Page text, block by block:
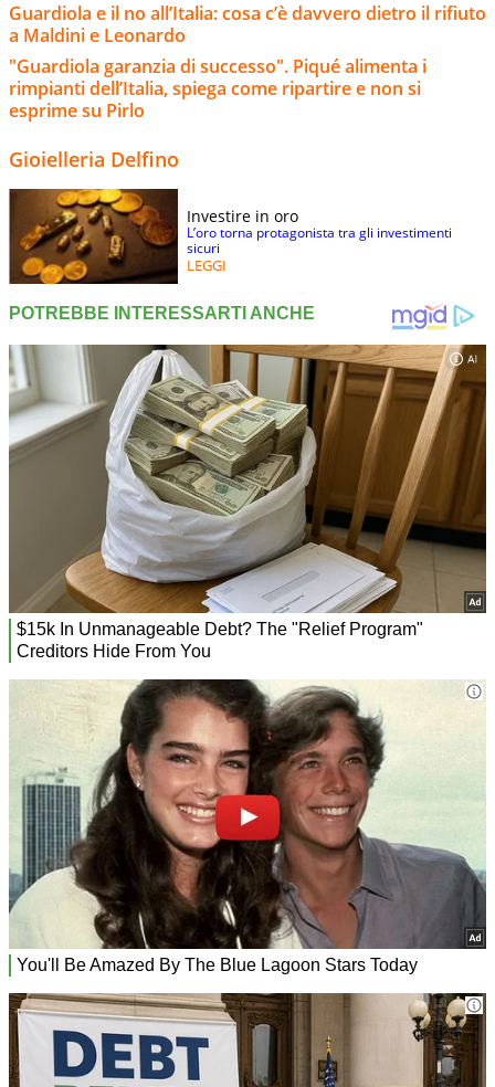
Guardiola e il no all’Italia: cosa c’è davvero dietro il rifiuto
a Maldini e Leonardo
"Guardiola garanzia di successo". Piqué alimenta i
rimpianti dell’Italia, spiega come ripartire e non si
esprime su Pirlo
Gioielleria Delfino
Investire in oro
L’oro torna protagonista tra gli investimenti
sicuri
LEGGI